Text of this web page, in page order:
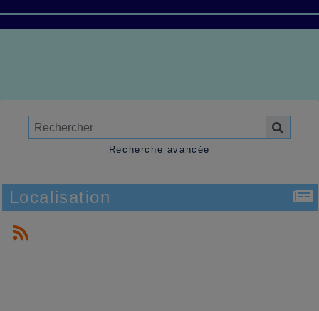
Recherche avancée
Localisation